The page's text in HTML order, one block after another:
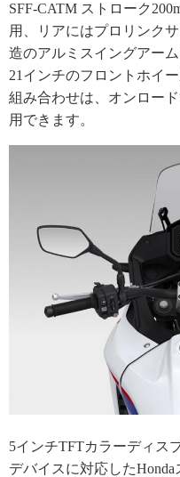
SFF-CATM ストローク
用、リアにはプロリンク
造のアルミスイングアー
21インチのフロントホイ
組み合わせは、オンロー
用できます。
5インチTFTカラーディス
デバイスに対応した